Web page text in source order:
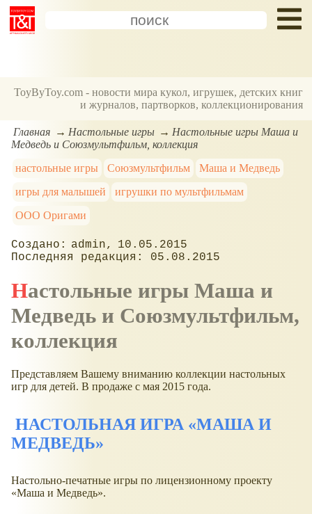
ToyByToy.com - новости мира кукол, игрушек, детских книг
и журналов, партворков, коллекционирования
Главная Настольные игры
Настольные игры Маша и
Медведь и Союзмультфильм, коллекция
настольные игры
Союзмультфильм
Маша и Медведь
игры для малышей
игрушки по мультфильмам
ООО Оригами
admin
10.05.2015
05.08.2015
Настольные игры Маша и
Медведь и Союзмультфильм,
коллекция
Представляем Вашему вниманию коллекции настольных
игр для детей. В продаже с мая 2015 года.
НАСТОЛЬНАЯ ИГРА «МАША И
МЕДВЕДЬ»
Настольно-печатные игры по лицензионному проекту
«Маша и Медведь».